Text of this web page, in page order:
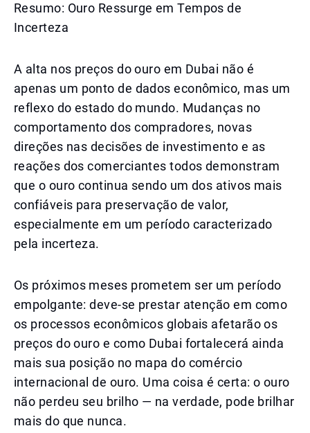
Resumo: Ouro Ressurge em Tempos de
Incerteza
A alta nos preços do ouro em Dubai não é
apenas um ponto de dados econômico, mas um
reflexo do estado do mundo. Mudanças no
comportamento dos compradores, novas
direções nas decisões de investimento e as
reações dos comerciantes todos demonstram
que o ouro continua sendo um dos ativos mais
confiáveis para preservação de valor,
especialmente em um período caracterizado
pela incerteza.
Os próximos meses prometem ser um período
empolgante: deve-se prestar atenção em como
os processos econômicos globais afetarão os
preços do ouro e como Dubai fortalecerá ainda
mais sua posição no mapa do comércio
internacional de ouro. Uma coisa é certa: o ouro
não perdeu seu brilho — na verdade, pode brilhar
mais do que nunca.